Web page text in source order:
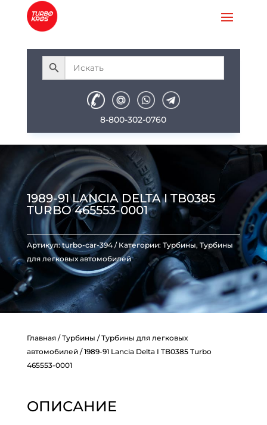
8-800-302-0760
1989-91 LANCIA DELTA I TB0385
TURBO 465553-0001
Артикул:turbo-car-394 Категории: Турбины, Турбины
для легковых автомобилей
Главная/Турбины /Турбины для легковых
автомобилей/ 1989-91 Lancia Delta I TB0385 Turbo
465553-0001
ОПИСАНИЕ